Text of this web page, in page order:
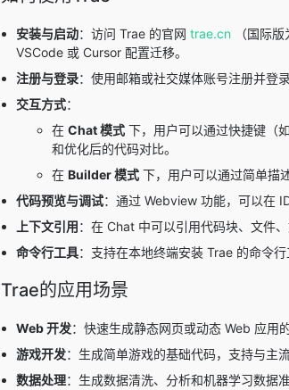
安装与启动：访问 Trae 的官网 trae.cn （国际
VSCode 或 Cursor 配置迁移。
注册与登录：使用邮箱或社交媒体账号注册并登
交互方式：
在 Chat 模式 下，用户可以通过快捷键（如
和优化后的代码对比。
在 Builder 模式 下，用户可以通过简单描
代码预览与调试：通过 Webview 功能，可以在
上下文引用：在 Chat 中可以引用代码块、文件
命令行工具：支持在本地终端安装 Trae 的命令行
Trae的应用场景
Web 开发：快速生成静态网页或动态 Web 应用
游戏开发：生成简单游戏的基础代码，支持与主
数据处理：生成数据清洗、分析和机器学习数据